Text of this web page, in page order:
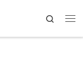
Search